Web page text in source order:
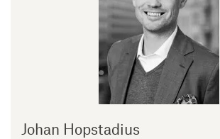
Johan Hopstadius